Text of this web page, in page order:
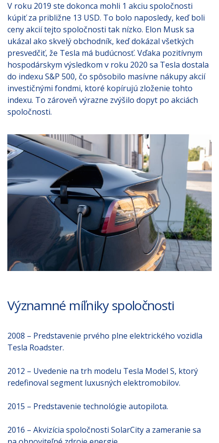
V roku 2019 ste dokonca mohli 1 akciu spoločnosti
kúpiť za približne 13 USD. To bolo naposledy, keď boli
ceny akcií tejto spoločnosti tak nízko. Elon Musk sa
ukázal ako skvelý obchodník, keď dokázal všetkých
presvedčiť, že Tesla má budúcnosť. Vďaka pozitívnym
hospodárskym výsledkom v roku 2020 sa Tesla dostala
do indexu S&P 500, čo spôsobilo masívne nákupy akcií
investičnými fondmi, ktoré kopírujú zloženie tohto
indexu. To zároveň výrazne zvýšilo dopyt po akciách
spoločnosti.
Významné míľniky spoločnosti
2008 – Predstavenie prvého plne elektrického vozidla
Tesla Roadster.
2012 – Uvedenie na trh modelu Tesla Model S, ktorý
redefinoval segment luxusných elektromobilov.
2015 – Predstavenie technológie autopilota.
2016 – Akvizícia spoločnosti SolarCity a zameranie sa